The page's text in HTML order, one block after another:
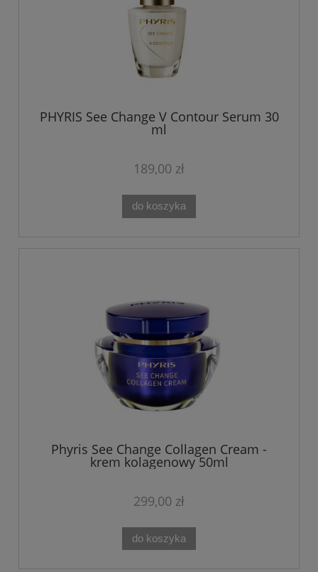
PHYRIS See Change V Contour Serum 30
ml
189,00 zł
do koszyka
Phyris See Change Collagen Cream -
krem kolagenowy 50ml
299,00 zł
do koszyka